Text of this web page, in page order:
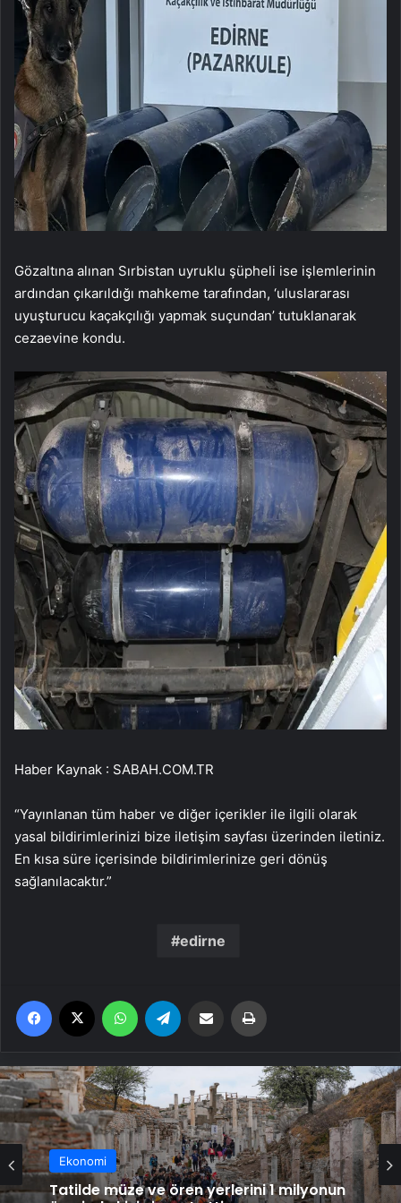
Gözaltına alınan Sırbistan uyruklu şüpheli ise işlemlerinin
ardından çıkarıldığı mahkeme tarafından, ‘uluslararası
uyuşturucu kaçakçılığı yapmak suçundan’ tutuklanarak
cezaevine kondu.
Haber Kaynak : SABAH.COM.TR
“Yayınlanan tüm haber ve diğer içerikler ile ilgili olarak
yasal bildirimlerinizi bize iletişim sayfası üzerinden iletiniz.
En kısa süre içerisinde bildirimlerinize geri dönüş
sağlanılacaktır.”
edirne
Facebook WhatsApp Email'den paylaş
Ekonomi
Ekonomi